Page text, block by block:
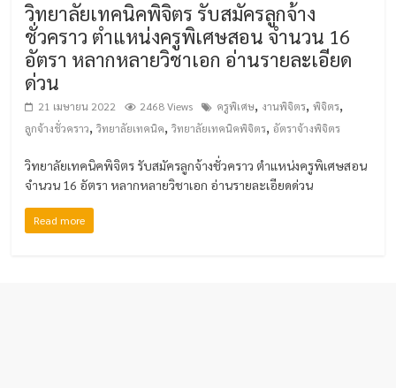
วิทยาลัยเทคนิคพิจิตร รับสมัครลูกจ้าง
ชั่วคราว ตำแหน่งครูพิเศษสอน จำนวน 16
อัตรา หลากหลายวิชาเอก อ่านรายละเอียด
ด่วน
21 เมษายน 2022 2468 Views ครูพิเศษ, งานพิจิตร,พิจิตร,
ลูกจ้างชั่วคราว,วิทยาลัยเทคนิค,วิทยาลัยเทคนิคพิจิตร,อัตราจ้างพิจิตร
วิทยาลัยเทคนิคพิจิตร รับสมัครลูกจ้างชั่วคราว ตำแหน่งครูพิเศษสอน
จำนวน 16 อัตรา หลากหลายวิชาเอก อ่านรายละเอียดด่วน
Read more